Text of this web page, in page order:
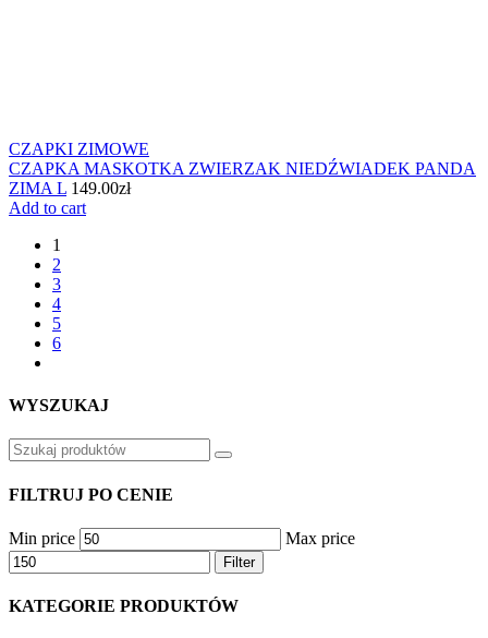
CZAPKI ZIMOWE
CZAPKA MASKOTKA ZWIERZAK NIEDŹWIADEK PANDA
ZIMA L 149.00zł
Add to cart
1
2
3
4
5
6
WYSZUKAJ
FILTRUJ PO CENIE
Min price Max price
Filter
KATEGORIE PRODUKTÓW